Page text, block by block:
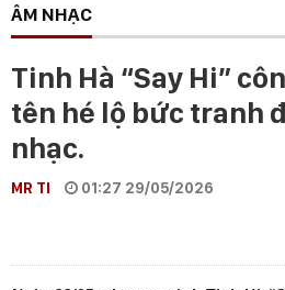
ÂM NHẠC
Tinh Hà “Say Hi”
tên hé lộ bức tranh
nhạc.
MR TI 01:27 29/05/2026